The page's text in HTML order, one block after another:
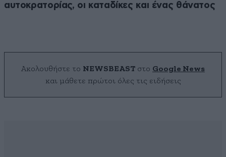
αυτοκρατορίας, οι καταδίκες και ένας θάνατος
Ακολουθήστε το NEWSBEAST στο Google News
και μάθετε πρώτοι όλες τις ειδήσεις